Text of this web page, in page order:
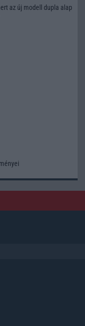
az új modell dupla alap